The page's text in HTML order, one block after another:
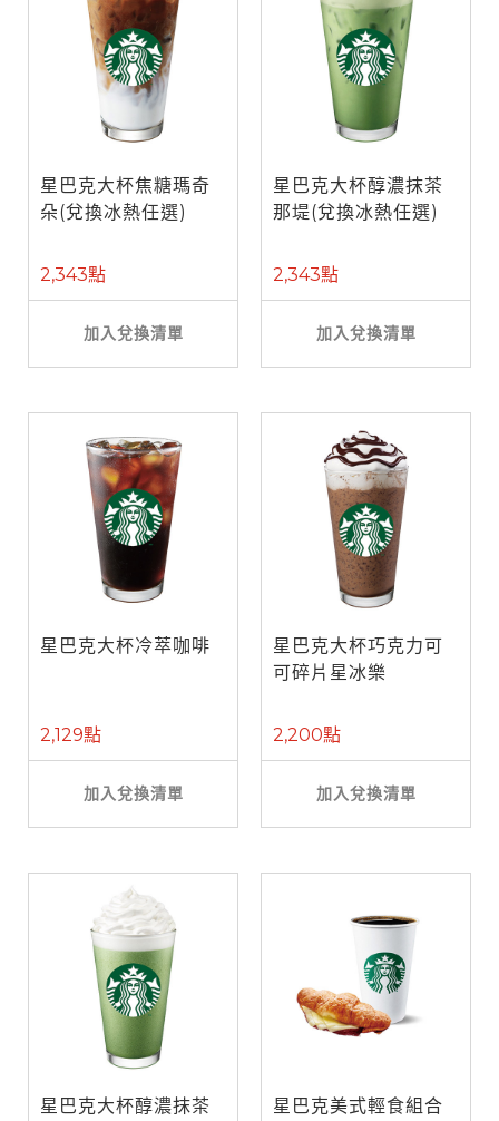
星巴克大杯焦糖瑪奇
朵(兌換冰熱任選)
2,343點
加入兌換清單
星巴克大杯醇濃抹茶
那堤(兌換冰熱任選)
2,343點
加入兌換清單
星巴克大杯冷萃咖啡
2,129點
加入兌換清單
星巴克大杯巧克力可
可碎片星冰樂
2,200點
加入兌換清單
星巴克大杯醇濃抹茶
星巴克美式輕食組合